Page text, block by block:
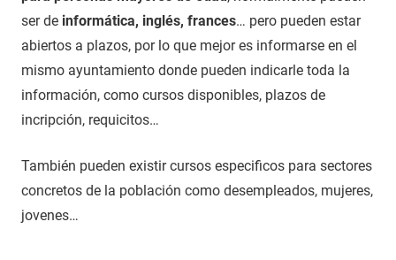
ser de informática, inglés, frances… pero pueden estar
abiertos a plazos, por lo que mejor es informarse en el
mismo ayuntamiento donde pueden indicarle toda la
información, como cursos disponibles, plazos de
incripción, requicitos…
También pueden existir cursos especificos para sectores
concretos de la población como desempleados, mujeres,
jovenes…